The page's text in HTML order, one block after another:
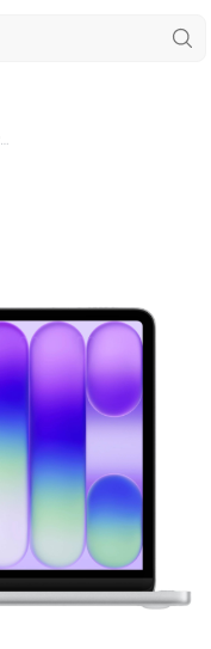
Ноутбук Apple MacBook Neo 13" MHFA4 (A18 Pro 6-Core, GPU 5-Core, 8GB, 256GB) (Серебристый | Silver)